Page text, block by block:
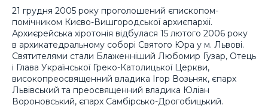
21 грудня 2005 року проголошений єпископом-
помічником Києво-Вишгородської архиєпархії.
Архиєрейська хіротонія відбулася 15 лютого 2006 року
в архикатедральному соборі Святого Юра у м. Львові.
Святителями стали Блаженніший Любомир Гузар, Отець
і Глава Української Греко-Католицької Церкви,
високопреосвященний владика Ігор Возьняк, єпарх
Львівський та преосвященний владика Юліан
Вороновський, єпарх Самбірсько-Дрогобицький.